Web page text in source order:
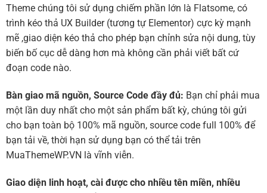
Theme chúng tôi sử dụng chiếm phần lớn là Flatsome, có
trình kéo thả UX Builder (tương tự Elementor) cực kỳ mạnh
mẽ ,giao diện kéo thả cho phép bạn chỉnh sửa nội dung, tùy
biến bố cục dễ dàng hơn mà không cần phải viết bất cứ
đoạn code nào.
Bàn giao mã nguồn, Source Code đầy đủ: Bạn chỉ phải mua
một lần duy nhất cho một sản phẩm bất kỳ, chúng tôi gửi
cho bạn toàn bộ 100% mã nguồn, source code full 100% để
bạn tải về, thời hạn sử dụng bạn có thể tải trên
MuaThemeWP.VN là vĩnh viễn.
Giao diện linh hoạt, cài được cho nhiều tên miền, nhiều